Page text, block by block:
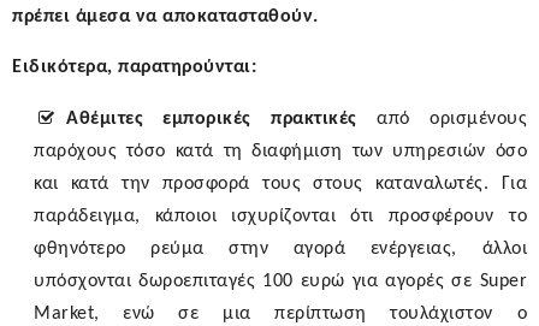
πρέπει άμεσα να αποκατασταθούν.
Ειδικότερα, παρατηρούνται:
Αθέμιτες εμπορικές πρακτικές από ορισμένους
παρόχους τόσο κατά τη διαφήμιση των υπηρεσιών όσο
και κατά την προσφορά τους στους καταναλωτές. Για
παράδειγμα, κάποιοι ισχυρίζονται ότι προσφέρουν το
φθηνότερο ρεύμα στην αγορά ενέργειας, άλλοι
υπόσχονται δωροεπιταγές 100 ευρώ για αγορές σε Super
Market, ενώ σε μια περίπτωση τουλάχιστον ο